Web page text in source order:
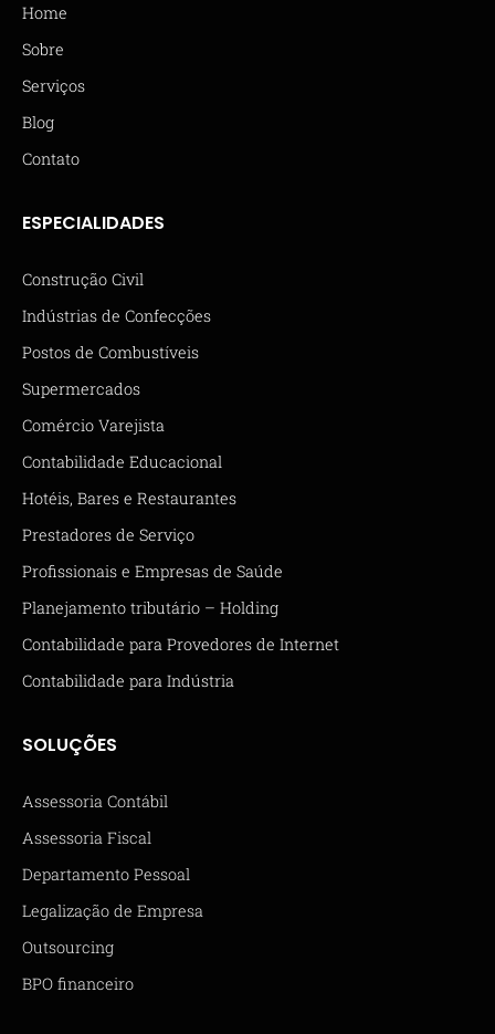
Home
Sobre
Serviços
Blog
Contato
ESPECIALIDADES
Construção Civil
Indústrias de Confecções
Postos de Combustíveis
Supermercados
Comércio Varejista
Contabilidade Educacional
Hotéis, Bares e Restaurantes
Prestadores de Serviço
Profissionais e Empresas de Saúde
Planejamento tributário – Holding
Contabilidade para Provedores de Internet
Contabilidade para Indústria
SOLUÇÕES
Assessoria Contábil
Assessoria Fiscal
Departamento Pessoal
Legalização de Empresa
Outsourcing
BPO financeiro